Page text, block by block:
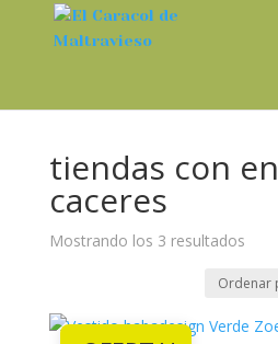
tiendas con
caceres
Mostrando los 3 resultados
los